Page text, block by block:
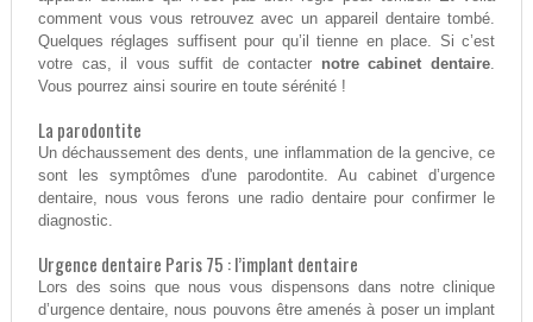
comment vous vous retrouvez avec un appareil dentaire tombé.
Quelques réglages suffisent pour qu’il tienne en place. Si c’est
votre cas, il vous suffit de contacter notre cabinet dentaire.
Vous pourrez ainsi sourire en toute sérénité !
La parodontite
Un déchaussement des dents, une inflammation de la gencive, ce
sont les symptômes d'une parodontite. Au cabinet d’urgence
dentaire, nous vous ferons une radio dentaire pour confirmer le
diagnostic.
Urgence dentaire Paris 75 : l’implant dentaire
Lors des soins que nous vous dispensons dans notre clinique
d’urgence dentaire, nous pouvons être amenés à poser un implant